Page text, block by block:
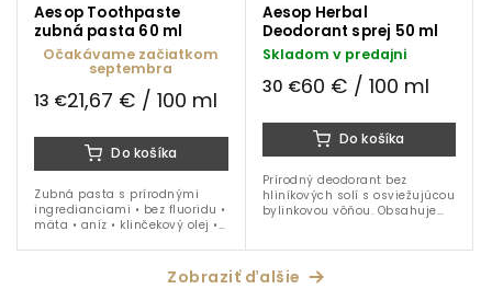
Aesop Toothpaste
zubná pasta 60 ml
Očakávame začiatkom
septembra
13 €21,67 € / 100 ml
Do košíka
Zubná pasta s prírodnými
ingredianciami • bez fluoridu •
mäta • aníz • klinčekový olej •
Aesop Herbal
Deodorant sprej 50 ml
Skladom v predajni
30 €60 € / 100 ml
Do košíka
Prírodný deodorant bez
hliníkových solí s osviežujúcou
bylinkovou vôňou. Obsahuje
zápach.
Zobraziť ďalšie